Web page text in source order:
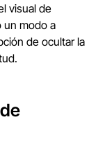
visual de
un modo a
de ocultar la